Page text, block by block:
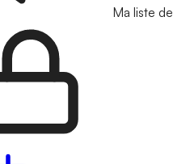
Ma liste de